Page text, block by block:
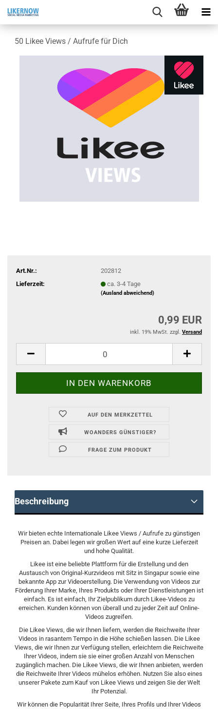
50 Likee Views / Auf­ru­fe für Dich
Art.Nr.:
202812
Lieferzeit:
ca. 3-4 Tage
(Ausland abweichend)
0,99 EUR
inkl. 19% MwSt. zzgl. Versand
AUF DEN MERKZETTEL
WOANDERS GÜNSTIGER?
FRAGE ZUM PRODUKT
Beschreibung
Wir bieten echte Internationale Likee Views / Aufrufe zu günstigen
Preisen an. Dabei legen wir großen Wert auf eine kurze Lieferzeit
und hohe Qualität.
Likee ist eine beliebte Plattform für die Erstellung und den
Austausch von Original-Kurzvideos mit Sitz in Singapur sowie eine
bekannte App zur Videoerstellung. Die Verwendung von Videos zur
Förderung Ihrer Marke, Ihres Produkts oder Ihrer Dienstleistungen ist
einfach. Es ist einfach, Ihr Zielpublikum durch Likee-Videos zu
erreichen. Kunden können von überall und zu jeder Zeit auf Online-
Videos zugreifen.
Die Likee Views, die wir Ihnen liefern, werden die Reichweite Ihrer
Videos in rasantem Tempo in die Höhe schießen lassen. Die Likee
Views, die wir Ihnen zur Verfügung stellen, erleichtern die Reichweite
Ihrer Videos, indem sie sie einer großen Anzahl von Menschen
zugänglich machen. Die Likee Views, die wir Ihnen anbieten, werden
die Reichweite Ihrer Videos mühelos erhöhen. Nutzen Sie also eines
unserer Pakete zum Kauf von Likee Views und zeigen Sie der Welt
Ihr Potenzial.
Wir können die Popularität Ihrer Seite, Ihres Profils und Ihrer Videos